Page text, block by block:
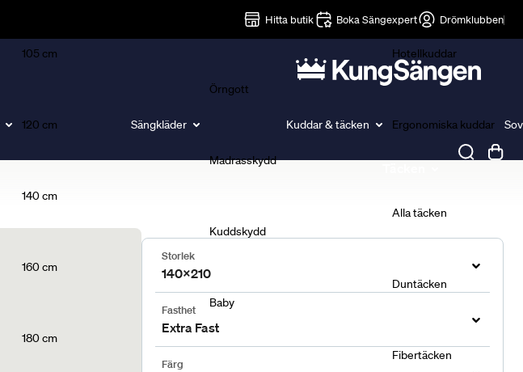
Hitta butik Boka Sängexpert Drömklubben
105 cm
120 cm
140 cm
160 cm
180 cm
Sängkläder
Örngott
Madrasskydd
Kuddskydd
Baby
Kuddar & täcken
Hotellkuddar
Ergonomiska kuddar
Alla täcken
Duntäcken
Fibertäcken
Storlek
140x210
Fasthet
Extra Fast
Färg